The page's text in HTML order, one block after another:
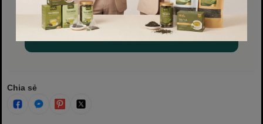
📞 Website: www.baobihvl.com
Chia sẻ